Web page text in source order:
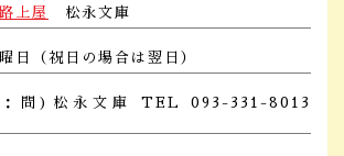
上屋 松永文庫
日（祝日の場合は翌日）
：問)松永文庫 TEL 093-331-8013